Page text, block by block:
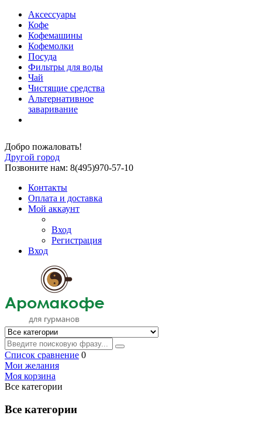
Аксессуары
Кофе
Кофемашины
Кофемолки
Посуда
Фильтры для воды
Чай
Чистящие средства
Альтернативное
заваривание
Добро пожаловать!
Другой город
Позвоните нам: 8(495)970-57-10
Контакты
Оплата и доставка
Мой аккаунт
Вход
Регистрация
Вход
Список сравнение 0
Мои желания
Моя корзина
Все категории
Все категории